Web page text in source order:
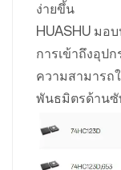
ง่ายขึ้น
HUASHU มอ
การเข้าถึงอุป
ความสามารถ
พันธมิตรด้านซั